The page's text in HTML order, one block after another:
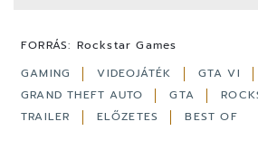
FORRÁS: Rockstar Games
GAMING
VIDEOJÁTÉK
GTA VI
GRAND THEFT AUTO
GTA
TRAILER
ELŐZETES BEST OF